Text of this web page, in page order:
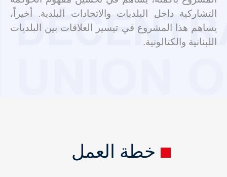
التشاركية داخل البلديات والاتحادات البلدية. أخيراً،
يساهم هذا المشروع في تيسير العلاقات بين البلديات
اللبنانية والكتالونية.
خطة العمل